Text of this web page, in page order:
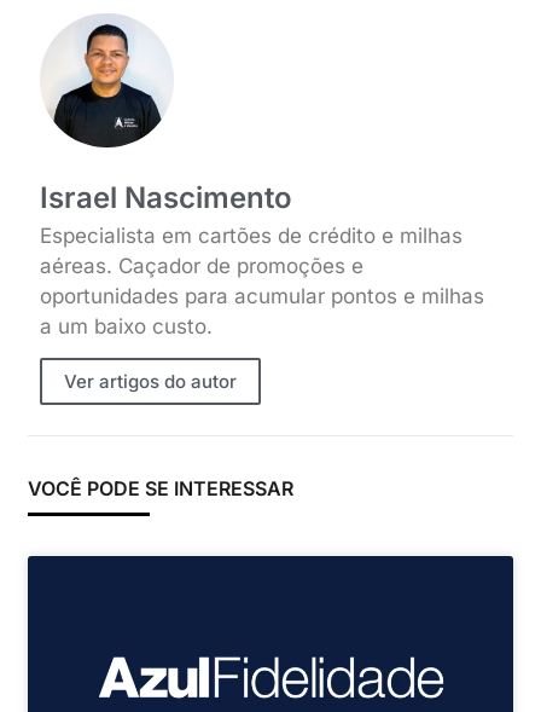
Israel Nascimento
Especialista em cartões de crédito e milhas
aéreas. Caçador de promoções e
oportunidades para acumular pontos e milhas
a um baixo custo.
Ver artigos do autor
VOCÊ PODE SE INTERESSAR